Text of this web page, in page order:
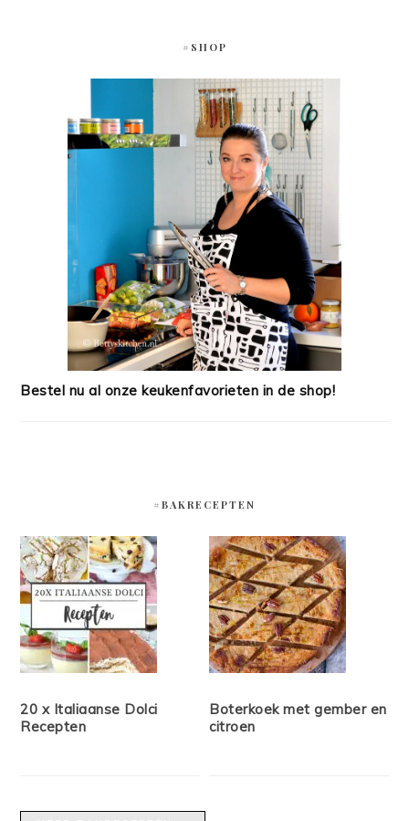
#SHOP
Bestel nu al onze keukenfavorieten in de shop!
#BAKRECEPTEN
20 x Italiaanse Dolci
Recepten
Boterkoek met gember en
citroen